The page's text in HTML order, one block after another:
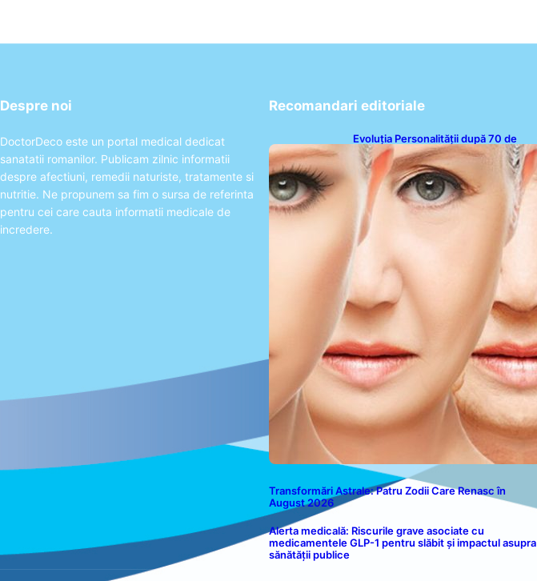
Despre noi
DoctorDeco este un portal medical dedicat
sanatatii romanilor. Publicam zilnic informatii
despre afectiuni, remedii naturiste, tratamente si
nutritie. Ne propunem sa fim o sursa de referinta
pentru cei care cauta informatii medicale de
incredere.
Recomandari editoriale
Evoluția Personalității după 70 de
Ani: Ce Revelații Ne Oferă Studiile
Psihologice
Transformări Astrale: Patru Zodii Care Renasc în
August 2026
Alerta medicală: Riscurile grave asociate cu
medicamentele GLP-1 pentru slăbit și impactul asupra
sănătății publice